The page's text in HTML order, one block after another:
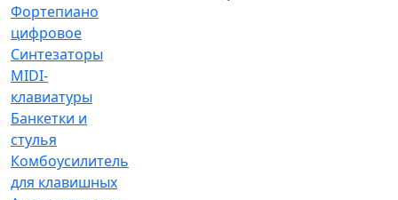
Фортепиано
цифровое
Синтезаторы
MIDI-
клавиатуры
Банкетки и
стулья
Комбоусилитель
для клавишных